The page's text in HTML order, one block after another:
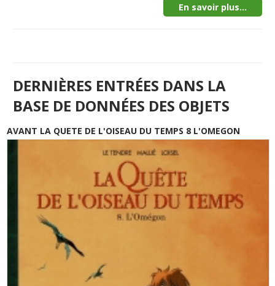
En savoir plus...
DERNIÈRES ENTRÉES DANS LA
BASE DE DONNÉES DES OBJETS
AVANT LA QUETE DE L'OISEAU DU TEMPS 8 L'OMEGON